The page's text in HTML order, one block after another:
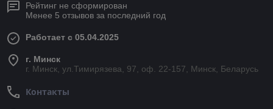
Рейтинг не сформирован
Менее 5 отзывов за последний год
Работает с 05.04.2025
г. Минск
г. Минск, ул.Тимирязева, 97, оф. 22-157, Минск, Беларусь
Контакты